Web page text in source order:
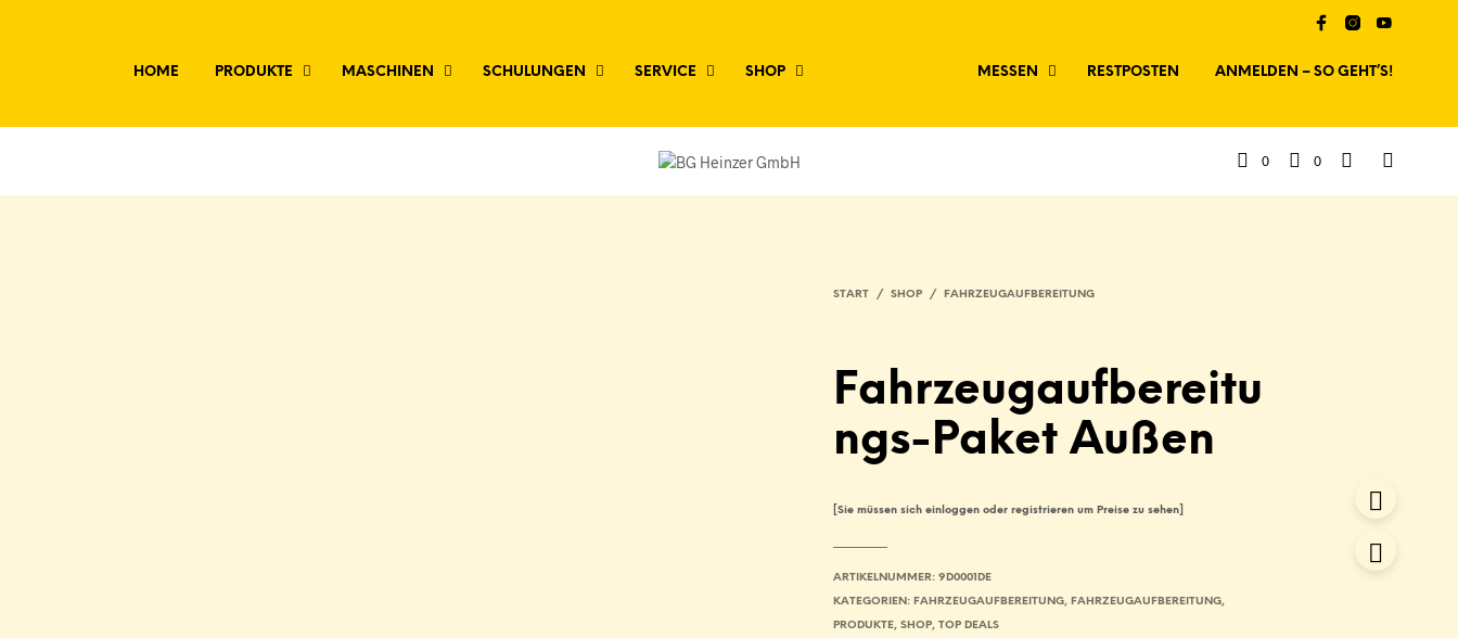
HOME PRODUKTE MASCHINEN SCHULUNGEN SERVICE SHOP MESSEN RESTPOSTEN ANMELDEN – SO GEHT’S!
0 0
START / SHOP / FAHRZEUGAUFBEREITUNG
Fahrzeugaufbereitu
ngs-Paket Außen
[Sie müssen sich einloggen oder registrieren um Preise zu sehen]
ARTIKELNUMMER:9D0001DE
KATEGORIEN: FAHRZEUGAUFBEREITUNG, FAHRZEUGAUFBEREITUNG,
PRODUKTE,SHOP,TOP DEALS